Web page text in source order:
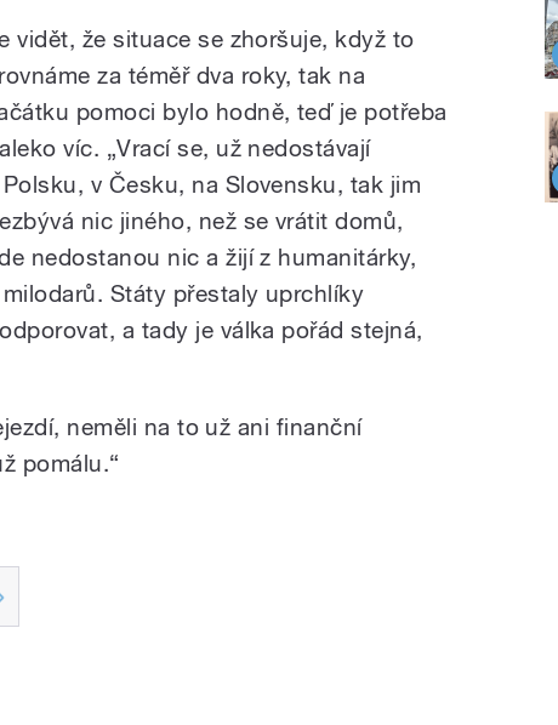
vidět, že situace se zhoršuje, když to
za téměř dva roky, tak na
pomoci bylo hodně, teď je potřeba
víc. „Vrací se, už nedostávají
v Česku, na Slovensku, tak jim
nic jiného, než se vrátit domů,
nedostanou nic a žijí z humanitárky,
Státy přestaly uprchlíky
a tady je válka pořád stejná,
neměli na to už ani finanční
pomálu.“